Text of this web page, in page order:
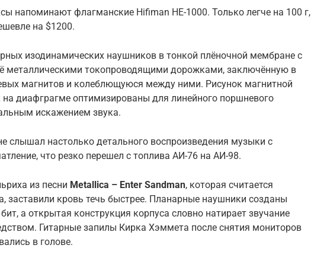
напоминают флагманские Hifiman HE-1000. Только легче на 100 г,
на $1200.
изодинамических наушников в тонкой плёночной мембране с
металлическими токопроводящими дорожками, заключённую в
магнитов и колеблющуюся между ними. Рисунок магнитной
диафграгме оптимизированы для линейного поршневого
искажением звука.
слышал настолько детального воспроизведения музыки с
что резко перешел с топлива АИ-76 на АИ-98.
из песни Metallica – Enter Sandman, которая считается
заставили кровь течь быстрее. Планарные наушники созданы
а открытая конструкция корпуса словно натирает звучание
Гитарные запилы Кирка Хэммета после снятия мониторов
в голове.